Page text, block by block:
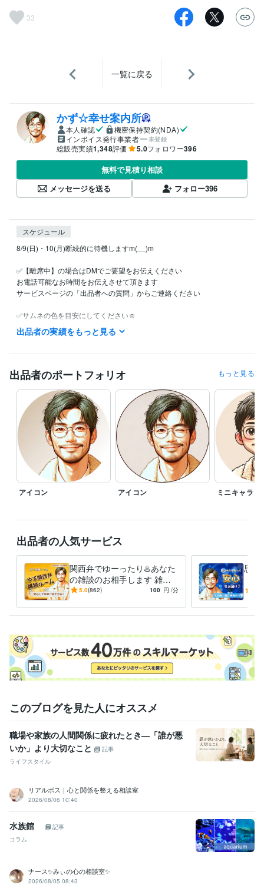
33
一覧に戻る
かず☆幸せ案内所
本人確認
機密保持契約(NDA)
インボイス発行事業者
未登録
総販売実績1,348評価 5.0フォロワー396
無料で見積り相談
メッセージを送る
フォロー396
スケジュール
8/9(日)・10(月)断続的に待機しますm(__)m
✅【離席中】の場合はDMでご要望をお伝えください
お電話可能なお時間をお伝えさせて頂きます
サービスページの「出品者への質問」からご連絡ください
✅サムネの色を目安にしてください☺️
・オールジャンルで話す関西弁で雑談は「黄色」
・思いやりを感じて安心したい時は「青」
✅ご要望頂ければ深夜・早朝も可能です
（DMでお問い合わせください）
✅ブログ書いてます
（2026年1月現在　約470記事）
✅コンテンツ一覧になります↓
https://coconala.com/blogs/524717/628046
ーーーーーーーーーーーーーーー
⭐️関西弁に抵抗があればおっしゃってください。
標準語でがんばってみます^_^
僕の事は「かず」「かずくん」など
呼びやすいよう呼んで頂ければと思います
⭐️敬語・タメ口等　ご希望をおっしゃってください
⭐️その他ご質問等ございましたら
お気軽にメッセージ頂ければと思います
経営・マネジメント / 経営者・CEO・COO 経験年数 : 25年
人事 / 人材開発・人材育成・研修 経験年数 : 22年
ライフスタイル・その他 / 美容師・ネイリスト・美容家
経験年数 : 3
ライフスタイル・その他 / カウンセラー・コーチ
美容室勤務 2000年3月 ~ 現在
店長就任 2000年3月 ~ 2005年2月
ヨーロッパ留学
美容室2店舗目出店 2010年11月 ~ 現在
執筆活動 2022年9月 ~ 2022年10月 2022年12月 ~ 2023年2月
心理カウンセラー
受賞歴
出品者の実績をもっと見る
出品者のポートフォリオ もっと見る
アイコン アイコン ミニキャラ
出品者の人気サービス
関西弁でゆーったり♨️あなた
の雑談のお相手します 雑
談・相談・お試し…何でもO
よ〜
5.0(862) 100 円 /分
思い
安
で✨
このブログを見た人にオススメ
職場や家族の人間関係に疲れたとき―「誰が悪
いか」より大切なこと
記事
ライフスタイル
リアルボス｜心と関係を整える相談室
2026/08/06 10:40
水族館
記事
コラム
ナース✨みぃの心の相談室✨
2026/08/05 08:43